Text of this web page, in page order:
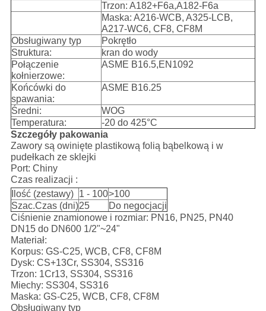
Trzon: A182+F6a,A182-F6a
Maska: A216-WCB, A325-LCB,
A217-WC6, CF8, CF8M
Obsługiwany typ
Pokrętło
Struktura:
kran do wody
Połączenie
kołnierzowe:
ASME B16.5,EN1092
Końcówki do
spawania:
ASME B16.25
Średni:
WOG
Temperatura:
-20 do 425°C
Szczegóły pakowania
Zawory są owinięte plastikową folią bąbelkową i w
pudełkach ze sklejki
Port: Chiny
Czas realizacji :
Ilość (zestawy) 1 - 100>100
Szac.Czas (dni)25
Do negocjacji
Ciśnienie znamionowe i rozmiar: PN16, PN25, PN40
DN15 do DN600 1/2"~24"
Materiał:
Korpus: GS-C25, WCB, CF8, CF8M
Dysk: CS+13Cr, SS304, SS316
Trzon: 1Cr13, SS304, SS316
Miechy: SS304, SS316
Maska: GS-C25, WCB, CF8, CF8M
Obsługiwany typ